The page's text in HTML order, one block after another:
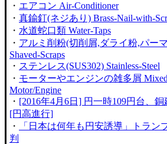
・ エアコン Air-Conditioner
・ 真鍮釘(ネジあり) Brass-Nail-with-
・ 水道蛇口類 Water-Taps
・ アルミ削粉(切削屑,ダライ粉,パー
Shaved-Scraps
・ ステンレス(SUS302) Stainless-Steel
・ モーターやエンジンの雑多屑
Motor/Engine
・ [2016年4月6日] 円一時109円台、
[円高進行]
・
「日本は何年も円安誘導」トラン
判